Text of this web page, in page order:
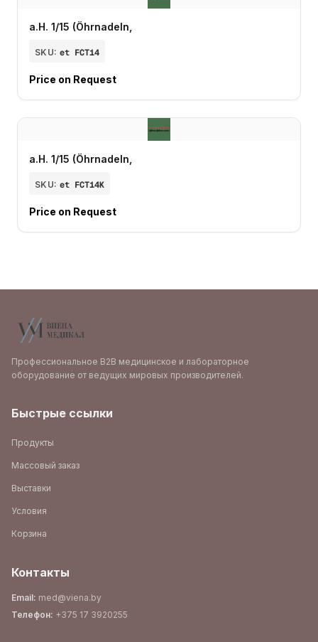
a.H. 1/15 (Öhrnadeln,
SKU: et FCT14
Price on Request
a.H. 1/15 (Öhrnadeln,
SKU: et FCT14K
Price on Request
Профессиональное B2B медицинское и лабораторное
оборудование от ведущих мировых производителей.
Быстрые ссылки
Продукты
Массовый заказ
Выставки
Условия
Корзина
Контакты
Email: med@viena.by
Телефон: +375 17 3920255